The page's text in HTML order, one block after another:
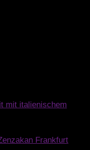
mit italienischem
Frankfurt